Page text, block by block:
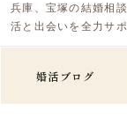
兵庫、宝塚の結婚相
活と出会いを全力サポ
婚活ブログ